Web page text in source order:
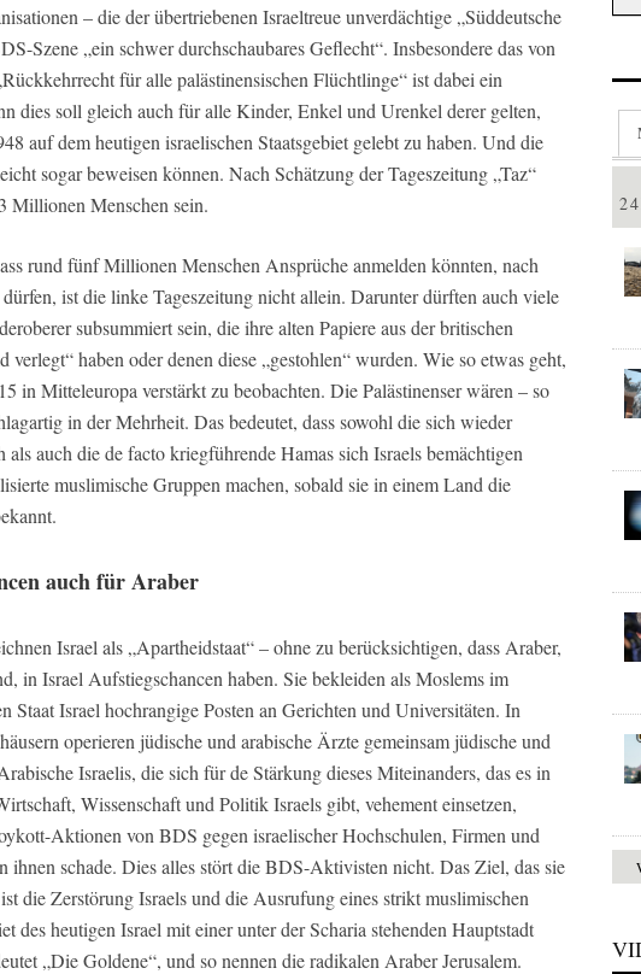
– die der übertriebenen Israeltreue unverdächtige „Süddeutsche
Szene „ein schwer durchschaubares Geflecht“. Insbesondere das von
für alle palästinensischen Flüchtlinge“ ist dabei ein
dies soll gleich auch für alle Kinder, Enkel und Urenkel derer gelten,
auf dem heutigen israelischen Staatsgebiet gelebt zu haben. Und die
sogar beweisen können. Nach Schätzung der Tageszeitung „Taz“
Millionen Menschen sein.
rund fünf Millionen Menschen Ansprüche anmelden könnten, nach
ist die linke Tageszeitung nicht allein. Darunter dürften auch viele
subsummiert sein, die ihre alten Papiere aus der britischen
verlegt“ haben oder denen diese „gestohlen“ wurden. Wie so etwas geht,
in Mitteleuropa verstärkt zu beobachten. Die Palästinenser wären – so
in der Mehrheit. Das bedeutet, dass sowohl die sich wieder
als auch die de facto kriegführende Hamas sich Israels bemächtigen
muslimische Gruppen machen, sobald sie in einem Land die
auch für Araber
Israel als „Apartheidstaat“ – ohne zu berücksichtigen, dass Araber,
in Israel Aufstiegschancen haben. Sie bekleiden als Moslems im
Staat Israel hochrangige Posten an Gerichten und Universitäten. In
operieren jüdische und arabische Ärzte gemeinsam jüdische und
Israelis, die sich für de Stärkung dieses Miteinanders, das es in
Wissenschaft und Politik Israels gibt, vehement einsetzen,
Aktionen von BDS gegen israelischer Hochschulen, Firmen und
ihnen schade. Dies alles stört die BDS-Aktivisten nicht. Das Ziel, das sie
die Zerstörung Israels und die Ausrufung eines strikt muslimischen
des heutigen Israel mit einer unter der Scharia stehenden Hauptstadt
„Die Goldene“, und so nennen die radikalen Araber Jerusalem.